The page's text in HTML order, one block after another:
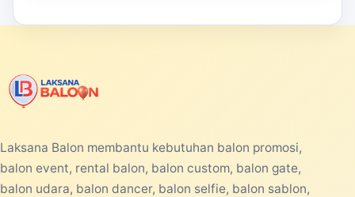
Laksana Balon membantu kebutuhan balon promosi,
balon event, rental balon, balon custom, balon gate,
balon udara, balon dancer, balon selfie, balon sablon,